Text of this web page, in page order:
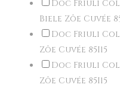
Doc Friuli
Biele Zôe Cuvée
Doc Friuli
Zôe Cuvée 85I15
Doc Friuli
Zôe Cuvée 85I15